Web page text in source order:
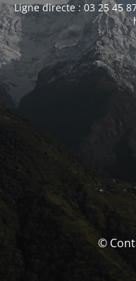
Ligne directe : 03 25 45
©